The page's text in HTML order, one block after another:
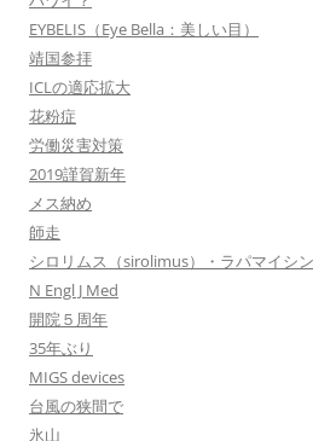
EYBELIS（Eye Bella：美しい目）
靖国参拝
ICLの適応拡大
花粉症
労働災害対策
2019謹賀新年
メス納め
師走
シロリムス（sirolimus）・ラパマイシン
N Engl J Med
開院５周年
35年ぶり
MIGS devices
台風の狭間で
氷山